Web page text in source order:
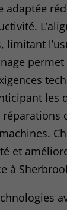
adaptée
limitant
les
et
à